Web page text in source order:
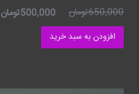
650,000تومان 500,000تومان
افزودن به سبد خرید